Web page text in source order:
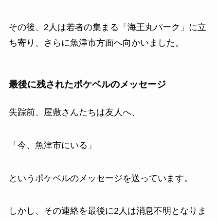
その後、2人は若者の集まる「海王丸パーク」に立
ち寄り、さらに魚津市方面へ向かいました。
最後に残されたポケベルのメッセージ
失踪前、屋敷さんたちは友人へ、
「今、魚津市にいる」
というポケベルのメッセージを送っています。
しかし、その連絡を最後に2人は消息不明となりま